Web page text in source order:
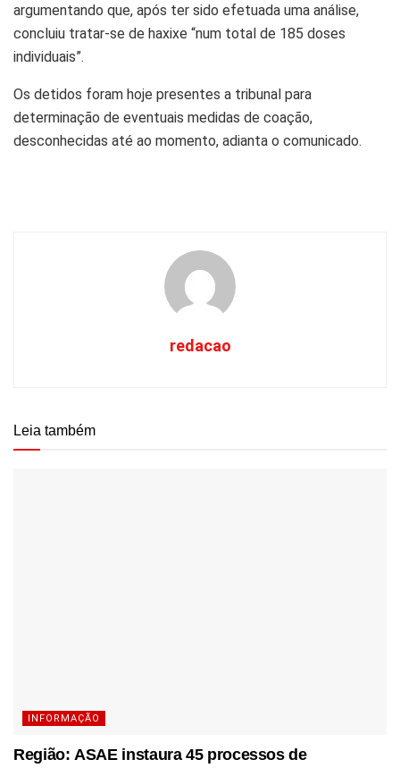
argumentando que, após ter sido efetuada uma análise,
concluiu tratar-se de haxixe “num total de 185 doses
individuais”.
Os detidos foram hoje presentes a tribunal para
determinação de eventuais medidas de coação,
desconhecidas até ao momento, adianta o comunicado.
redacao
Leia também
INFORMAÇÃO
Região: ASAE instaura 45 processos de